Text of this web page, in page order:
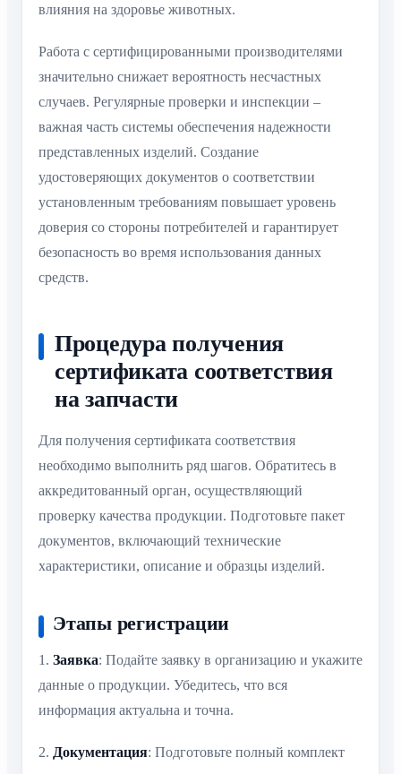
влияния на здоровье животных.
Работа с сертифицированными производителями
значительно снижает вероятность несчастных
случаев. Регулярные проверки и инспекции –
важная часть системы обеспечения надежности
представленных изделий. Создание
удостоверяющих документов о соответствии
установленным требованиям повышает уровень
доверия со стороны потребителей и гарантирует
безопасность во время использования данных
средств.
Процедура получения
сертификата соответствия
на запчасти
Для получения сертификата соответствия
необходимо выполнить ряд шагов. Обратитесь в
аккредитованный орган, осуществляющий
проверку качества продукции. Подготовьте пакет
документов, включающий технические
характеристики, описание и образцы изделий.
Этапы регистрации
1. Заявка: Подайте заявку в организацию и укажите
данные о продукции. Убедитесь, что вся
информация актуальна и точна.
2. Документация: Подготовьте полный комплект